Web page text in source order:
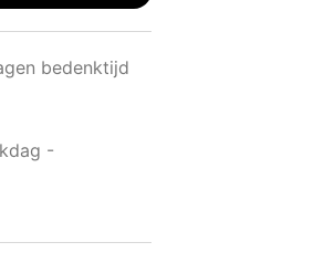
bedenktijd
-